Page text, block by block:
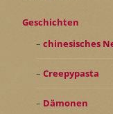
Geschichten
chinesisches
Creepypasta
Dämonen